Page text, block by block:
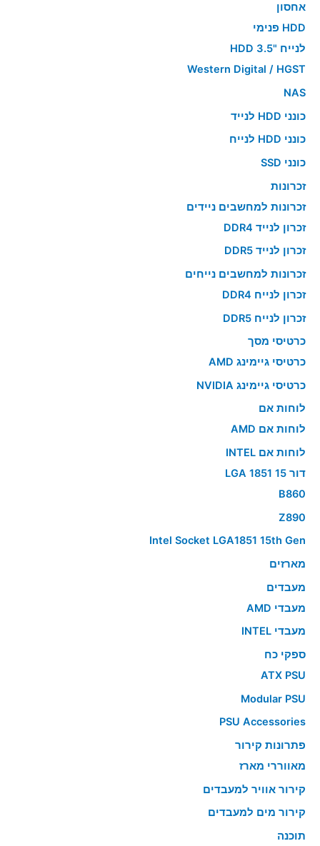
אחסון
HDD פנימי
לנייח "HDD 3.5
Western Digital / HGST
NAS
כונני HDD לנייד
כונני HDD לנייח
כונני SSD
זכרונות
זכרונות למחשבים ניידים
זכרון לנייד DDR4
זכרון לנייד DDR5
זכרונות למחשבים נייחים
זכרון לנייח DDR4
זכרון לנייח DDR5
כרטיסי מסך
כרטיסי גיימינג AMD
כרטיסי גיימינג NVIDIA
לוחות אם
לוחות אם AMD
לוחות אם INTEL
דור 15 LGA 1851
B860
Z890
Intel Socket LGA1851 15th Gen
מארזים
מעבדים
מעבדי AMD
מעבדי INTEL
ספקי כח
ATX PSU
Modular PSU
PSU Accessories
פתרונות קירור
מאווררי מארז
קירור אוויר למעבדים
קירור מים למעבדים
תוכנה